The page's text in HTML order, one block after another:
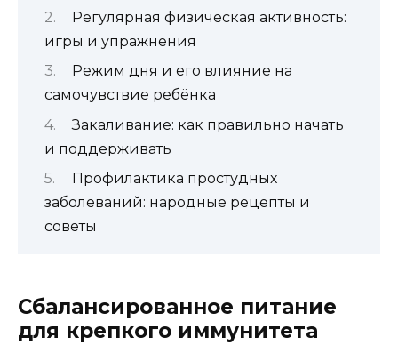
Регулярная физическая активность:
игры и упражнения
Режим дня и его влияние на
самочувствие ребёнка
Закаливание: как правильно начать
и поддерживать
Профилактика простудных
заболеваний: народные рецепты и
советы
Сбалансированное питание
для крепкого иммунитета